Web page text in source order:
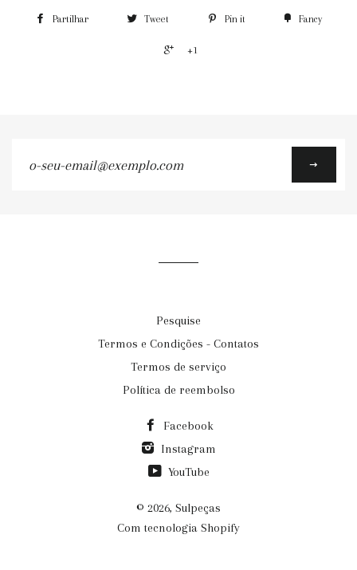
Partilhar Tweet Pin it Fancy
+1
Pesquise
Termos e Condições - Contatos
Termos de serviço
Política de reembolso
Facebook
Instagram
YouTube
© 2026, Sulpeças
Com tecnologia Shopify